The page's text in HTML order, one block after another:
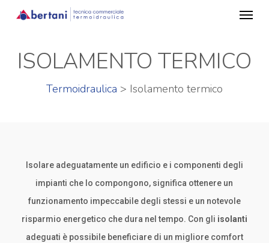
contentISOLAMENTO TERMICO
Termoidraulica > Isolamento termico
Isolare adeguatamente un edificio e i componenti degli
impianti che lo compongono, significa ottenere un
funzionamento impeccabile degli stessi e un notevole
risparmio energetico che dura nel tempo. Con gli isolanti
adeguati è possibile beneficiare di un migliore comfort